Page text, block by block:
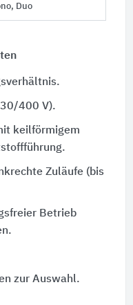
Duo
400 V).
keilförmigem
Zuläufe (bis
Betrieb
zur Auswahl.